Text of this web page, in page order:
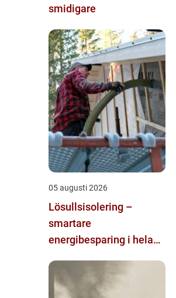
smidigare
05 augusti 2026
Lösullsisolering –
smartare
energibesparing i hela